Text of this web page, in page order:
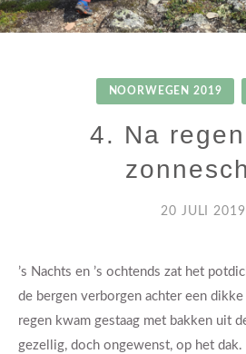
NOORWEGEN 2019
4. Na
20 JULI 2019
’s Nachts en ’s ochtends zat het
de bergen verborgen achter een
regen kwam gestaag met bakken uit
gezellig, doch ongewenst, op het